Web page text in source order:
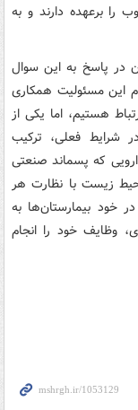
را برعهده دارند و به
در پاسخ به این سوال
این مسئولیت همکاری
هستیم، اما یکی از
شرایط فعلی، ترکیب
که پسماند صنعتی
زیست با نظارت هر
خود بیمارستان‌ها به
وظایف خود را انجام